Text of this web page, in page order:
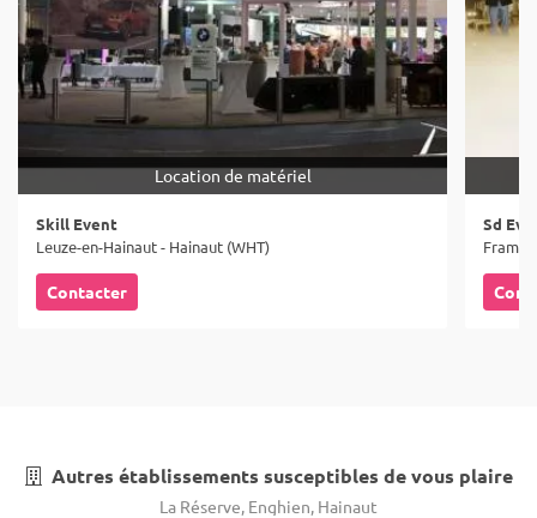
Location de matériel
Skill Event
Leuze-en-Hainaut - Hainaut (WHT)
Contacter
Sd
Autres établissements susceptibles de vous plaire
La Réserve, Enghien, Hainaut